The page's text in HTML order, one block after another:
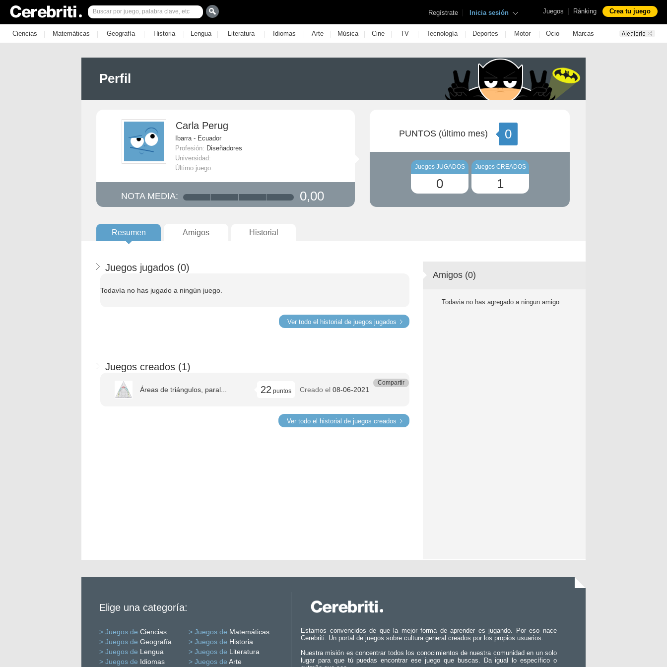
Juegos | Ránking Crea tu juego
Regístrate | Inicia sesión
Ciencias | Matemáticas | Geografía | Historia | Lengua | Literatura | Idiomas | Arte | Música | Cine | TV | Tecnología | Deportes | Motor | Ocio | Marcas
Perfil
Carla Perug
Ibarra - Ecuador
Profesión: Diseñadores
Universidad:
Último juego:
NOTA MEDIA: 0,00
PUNTOS (último mes) 0
Juegos JUGADOS
0
Juegos CREADOS
1
Resumen Amigos Historial
Juegos jugados (0)
Todavía no has jugado a ningún juego.
Ver todo el historial de juegos jugados
Juegos creados (1)
Áreas de triángulos, paral... 22 puntos Creado el 08-06-2021
Compartir
Ver todo el historial de juegos creados
Amigos (0)
Todavia no has agregado a ningun amigo
Elige una categoría:
> Juegos de Ciencias > Juegos de Matemáticas
> Juegos de Geografía > Juegos de Historia
> Juegos de Lengua > Juegos de Literatura
> Juegos de Idiomas > Juegos de Arte
Estamos convencidos de que la mejor forma de aprender es jugando. Por eso nace
Cerebriti. Un portal de juegos sobre cultura general creados por los propios usuarios.
Nuestra misión es concentrar todos los conocimientos de nuestra comunidad en un solo
lugar para que tú puedas encontrar ese juego que buscas. Da igual lo específico o